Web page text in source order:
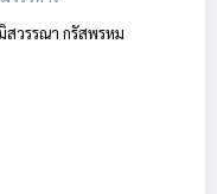
สวรรณา กรัสพรหม